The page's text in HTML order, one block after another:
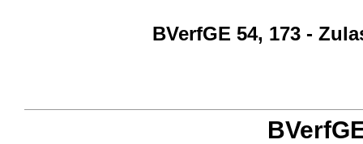
BVerfGE 54, 173 -